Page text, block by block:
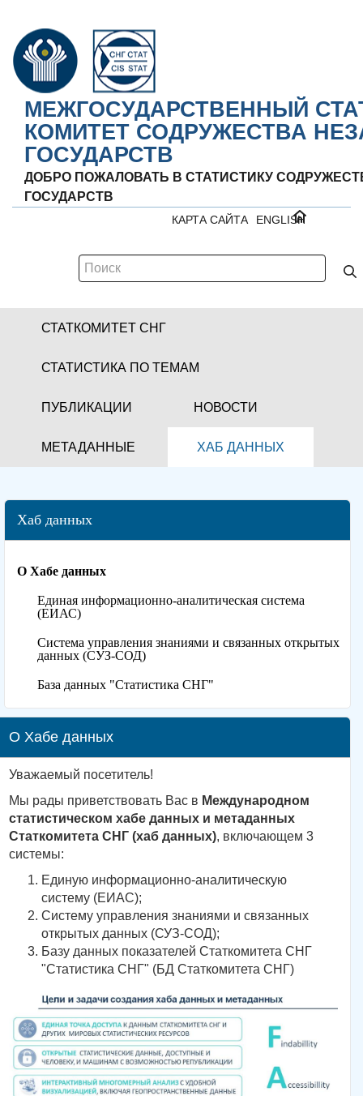
МЕЖГОСУДАРСТВЕННЫЙ
КОМИТЕТ СОДРУЖЕСТВА
ГОСУДАРСТВ
ДОБРО ПОЖАЛОВАТЬ В СТАТИСТИКУ
ГОСУДАРСТВ
ENGLISH
КАРТА САЙТА
СТАТКОМИТЕТ СНГ
СТАТИСТИКА ПО ТЕМАМ
ПУБЛИКАЦИИ НОВОСТИ
МЕТАДАННЫЕ ХАБ ДАННЫХ
Хаб данных
О Хабе данных
Единая информационно-аналитическая система
(ЕИАС)
Система управления знаниями и связанных открытых
данных (СУЗ-СОД)
База данных "Статистика СНГ"
О Хабе данных
Уважаемый посетитель!
Мы рады приветствовать Вас в Международном
статистическом хабе данных и метаданных
Статкомитета СНГ (хаб данных), включающем 3
системы:
Единую информационно-аналитическую
систему (ЕИАС);
Систему управления знаниями и связанных
открытых данных (СУЗ-СОД);
Базу данных показателей Статкомитета СНГ
"Статистика СНГ" (БД Статкомитета СНГ)